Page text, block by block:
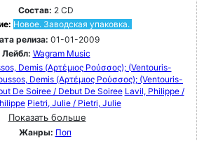
Состав: 2 CD
Новое. Заводская упаковка.
релиза: 01-01-2009
Лейбл: Wagram Music
Demis (Αρτέμιος Ρούσσος); (Ventouris-
Demis (Αρτέμιος Ρούσσος); (Ventouris-
De Soiree / Debut De Soiree Lavil, Philippe /
Pietri, Julie / Pietri, Julie
Показать больше
Жанры: Поп